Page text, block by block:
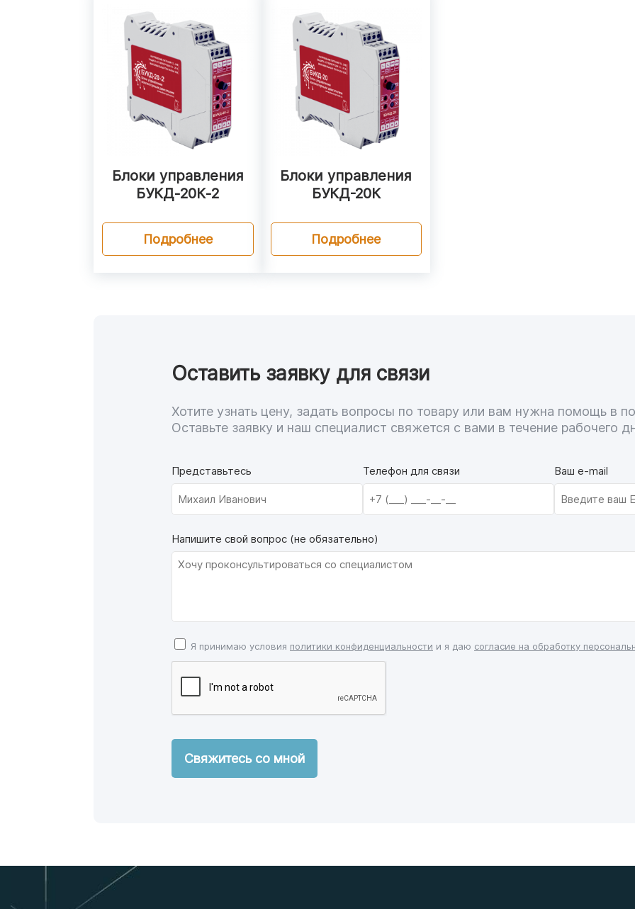
Блоки управления
БУКД‑20К‑2
Подробнее
Блоки управления
БУКД-20К
Подробнее
Оставить заявку для связи
Хотите узнать цену, задать вопросы по товару или вам нужна помощь в
Оставьте заявку и наш специалист свяжется с вами в течение рабочего
Представьтесь Телефон для связи Ваш e-mail
Напишите свой вопрос (не обязательно)
Я принимаю условия политики конфиденциальности и я даю согласие на обработку